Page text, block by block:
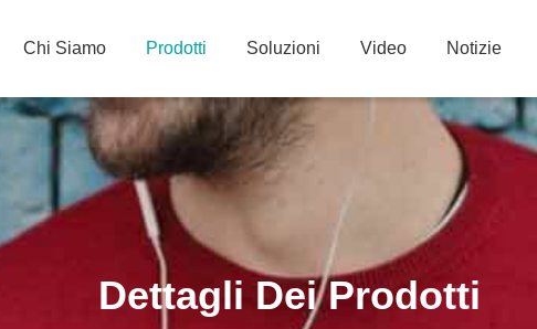
Chi Siamo Prodotti Soluzioni Video Notizie
Dettagli Dei Prodotti